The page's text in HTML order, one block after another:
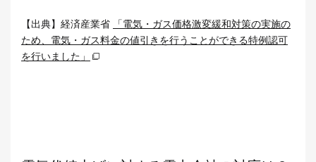
【出典】経済産業省
「電気・ガス価格激変緩和対策の実施の
ため、電気・ガス料金の値引きを行うことができる特例認可
を行いました」